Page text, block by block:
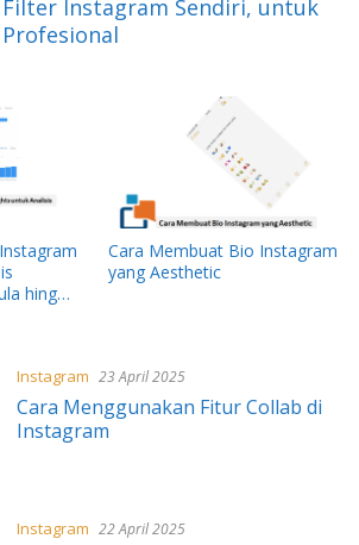
Instagram Sendiri, untuk
hingga
Cara Membuat Bio Instagram
yang Aesthetic
Instagram 23 April 2025
Cara Menggunakan Fitur Collab di
Instagram
Instagram 22 April 2025